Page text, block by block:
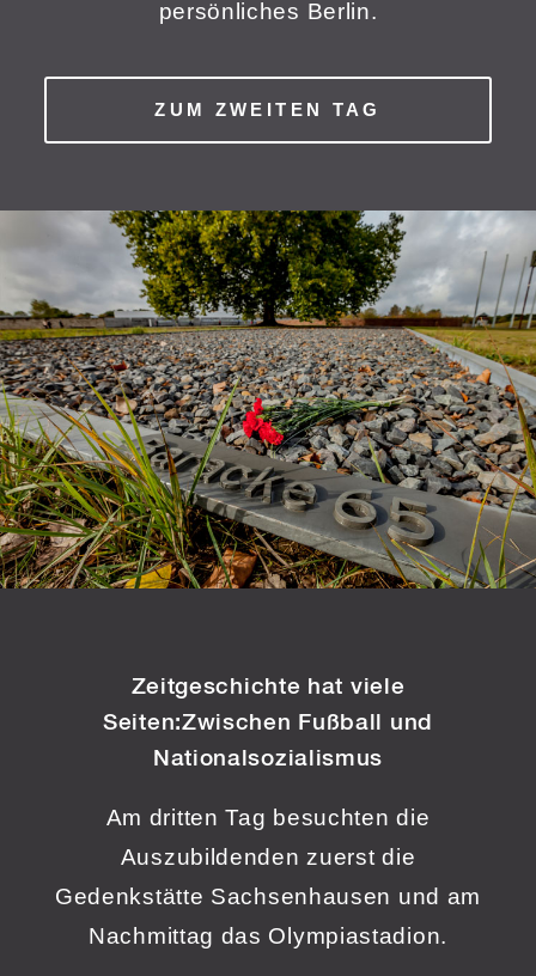
persönliches Berlin.
ZUM ZWEITEN TAG
Zeitgeschichte hat viele
Seiten:Zwischen Fußball und
Nationalsozialismus
Am dritten Tag besuchten die
Auszubildenden zuerst die
Gedenkstätte Sachsenhausen und am
Nachmittag das Olympiastadion.